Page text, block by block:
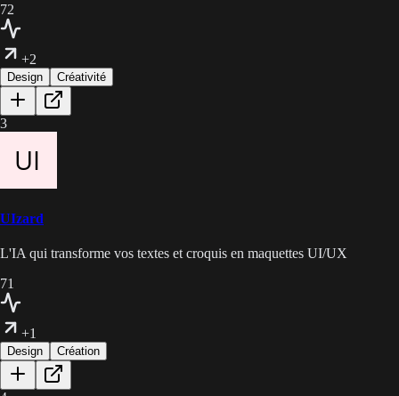
72
+2
Design Créativité
3
UIzard
L'IA qui transforme vos textes et croquis en maquettes UI/UX
71
+1
Design Création